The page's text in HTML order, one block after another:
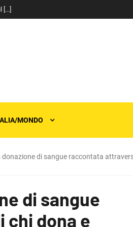
MONDO
donazione di sangue raccontata
di sangue
dona e